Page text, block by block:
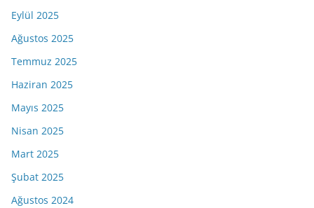
Eylül 2025
Ağustos 2025
Temmuz 2025
Haziran 2025
Mayıs 2025
Nisan 2025
Mart 2025
Şubat 2025
Ağustos 2024